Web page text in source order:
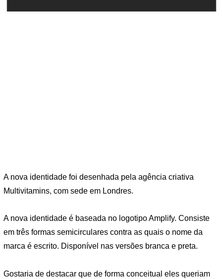
A nova identidade foi desenhada pela agência criativa
Multivitamins, com sede em Londres.
A nova identidade é baseada no logotipo Amplify. Consiste
em três formas semicirculares contra as quais o nome da
marca é escrito. Disponível nas versões branca e preta.
Gostaria de destacar que de forma conceitual eles queriam